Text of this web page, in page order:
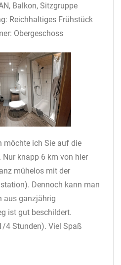
Balkon, Sitzgruppe
Reichhaltiges Frühstück
Obergeschoss
möchte ich Sie auf die
Nur knapp 6 km von hier
mühelos mit der
Dennoch kann man
aus ganzjährig
ist gut beschildert.
4 Stunden). Viel Spaß